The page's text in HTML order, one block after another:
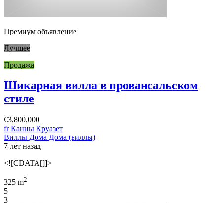
Премиум объявление
Лучшее
Продажа
Шикарная вилла в провансальском
стиле
€3,800,000
fr Канны Круазет
Виллы Дома Дома (виллы)
7 лет назад
<![CDATA[]]>
325 m2
5
3